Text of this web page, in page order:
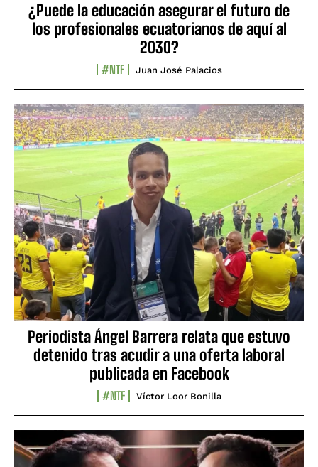
¿Puede la educación asegurar el futuro de
los profesionales ecuatorianos de aquí al
2030?
#NTF Juan José Palacios
Periodista Ángel Barrera relata que estuvo
detenido tras acudir a una oferta laboral
publicada en Facebook
#NTF Víctor Loor Bonilla